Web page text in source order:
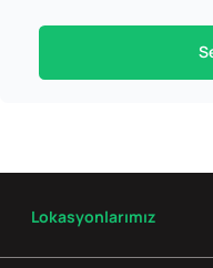
Lokasyonlarımız